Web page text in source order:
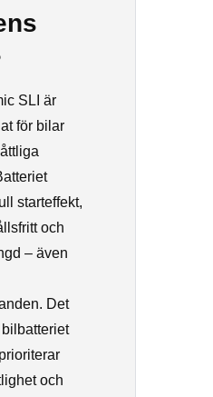
SLI är
för bilar
starteffekt,
och
– även
Det
och